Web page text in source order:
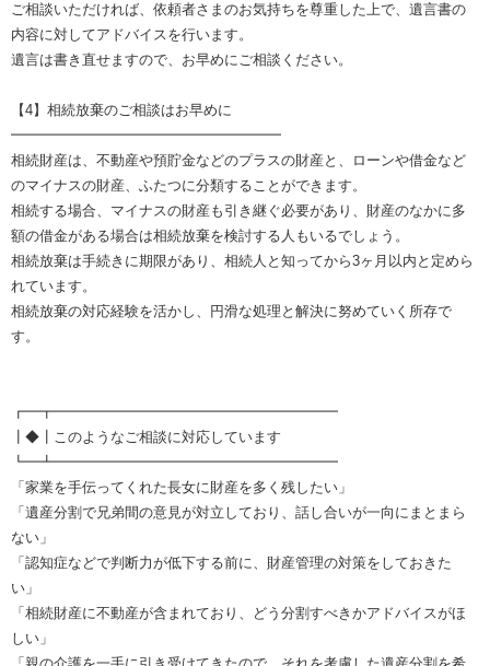
ご相談いただければ、依頼者さまのお気持ちを尊重した上で、遺言書の
内容に対してアドバイスを行います。
遺言は書き直せますので、お早めにご相談ください。
【4】相続放棄のご相談はお早めに
━━━━━━━━━━━━━━━━━━━
相続財産は、不動産や預貯金などのプラスの財産と、ローンや借金など
のマイナスの財産、ふたつに分類することができます。
相続する場合、マイナスの財産も引き継ぐ必要があり、財産のなかに多
額の借金がある場合は相続放棄を検討する人もいるでしょう。
相続放棄は手続きに期限があり、相続人と知ってから3ヶ月以内と定めら
れています。
相続放棄の対応経験を活かし、円滑な処理と解決に努めていく所存で
す。
┏━┳━━━━━━━━━━━━━━━━━━━━
┃◆┃このようなご相談に対応しています
┗━┻━━━━━━━━━━━━━━━━━━━━
「家業を手伝ってくれた長女に財産を多く残したい」
「遺産分割で兄弟間の意見が対立しており、話し合いが一向にまとまら
ない」
「認知症などで判断力が低下する前に、財産管理の対策をしておきた
い」
「相続財産に不動産が含まれており、どう分割すべきかアドバイスがほ
しい」